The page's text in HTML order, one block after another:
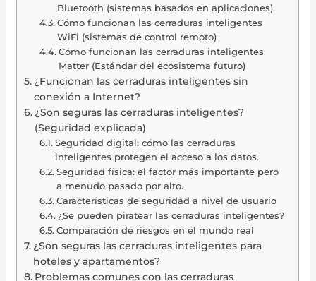
Bluetooth (sistemas basados en aplicaciones)
Cómo funcionan las cerraduras inteligentes
WiFi (sistemas de control remoto)
Cómo funcionan las cerraduras inteligentes
Matter (Estándar del ecosistema futuro)
¿Funcionan las cerraduras inteligentes sin
conexión a Internet?
¿Son seguras las cerraduras inteligentes?
(Seguridad explicada)
Seguridad digital: cómo las cerraduras
inteligentes protegen el acceso a los datos.
Seguridad física: el factor más importante pero
a menudo pasado por alto.
Características de seguridad a nivel de usuario
¿Se pueden piratear las cerraduras inteligentes?
Comparación de riesgos en el mundo real
¿Son seguras las cerraduras inteligentes para
hoteles y apartamentos?
Problemas comunes con las cerraduras